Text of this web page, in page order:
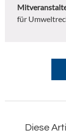
für
Diese